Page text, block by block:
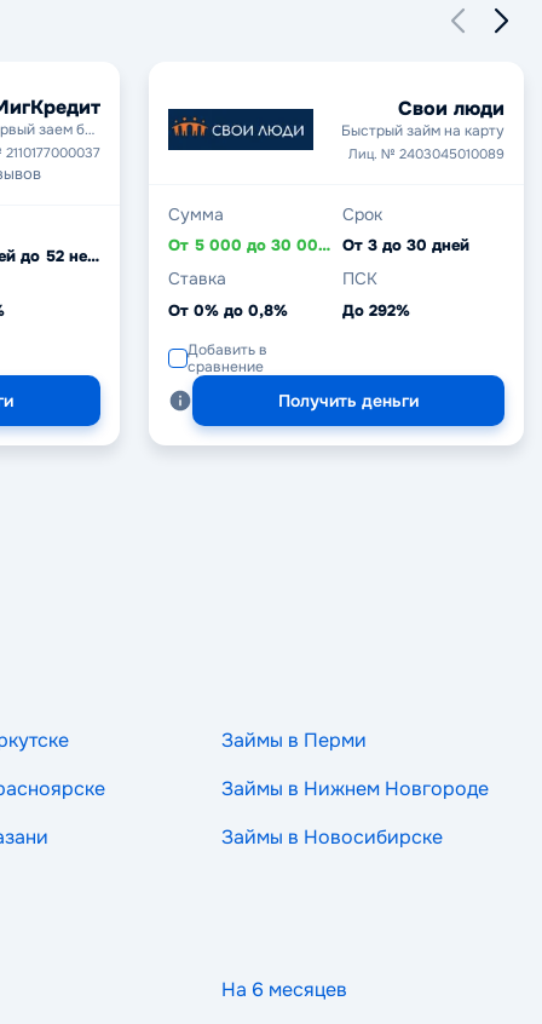
заем без
процентов
От 5 дней до 52 недель
Свои люди
Быстрый займ на карту
Лиц. № 2403045010089
Сумма
От 5 000 до 30 000 ₽
Срок
От 3 до 30 дней
Ставка
От 0% до 0,8%
ПСК
До 292%
Добавить в
сравнение
Получить деньги
Займы в Перми
Займы в Нижнем Новгороде
Займы в Новосибирске
На 6 месяцев